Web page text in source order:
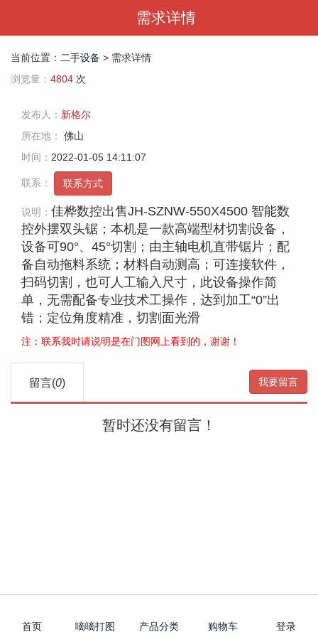
首页 嘀嘀打图 产品分类 购物车 登录
需求详情
当前位置： 二手设备 > 需求详情
浏览量： 4804 次
发布人： 新格尔
所在地：
佛山
时间： 2022-01-05 14:11:07
联系： 联系方式
说明： 佳桦数控出售JH-SZNW-550X4500 智能数
控外摆双头锯；本机是一款高端型材切割设备，
设备可90°、45°切割；由主轴电机直带锯片；配
备自动拖料系统；材料自动测高；可连接软件，
扫码切割，也可人工输入尺寸，此设备操作简
单，无需配备专业技术工操作，达到加工“0”出
错；定位角度精准，切割面光滑
注：联系我时请说明是在门图网上看到的，谢谢！
留言(0) 我要留言
暂时还没有留言！